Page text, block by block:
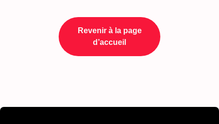
Revenir à la page
d’accueil